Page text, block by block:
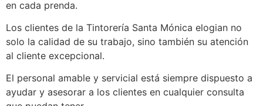
en cada prenda.
Los clientes de la Tintorería Santa Mónica elogian no
solo la calidad de su trabajo, sino también su atención
al cliente excepcional.
El personal amable y servicial está siempre dispuesto a
ayudar y asesorar a los clientes en cualquier consulta